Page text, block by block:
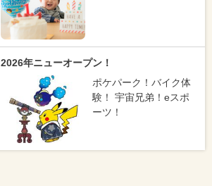
2026年ニューオープン！
ポケパーク！バイク体
験！ 宇宙兄弟！eスポ
ーツ！